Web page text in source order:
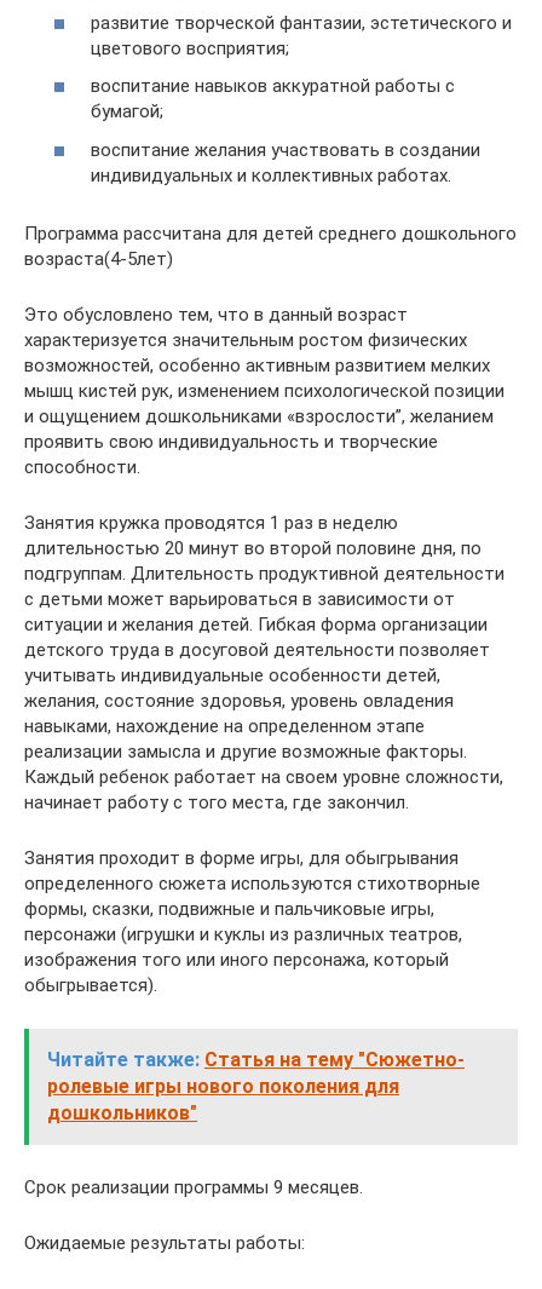
развитие творческой фантазии, эстетического и
цветового восприятия;
воспитание навыков аккуратной работы с
бумагой;
воспитание желания участвовать в создании
индивидуальных и коллективных работах.
Программа рассчитана для детей среднего дошкольного
возраста(4-5лет)
Это обусловлено тем, что в данный возраст
характеризуется значительным ростом физических
возможностей, особенно активным развитием мелких
мышц кистей рук, изменением психологической позиции
и ощущением дошкольниками «взрослости”, желанием
проявить свою индивидуальность и творческие
способности.
Занятия кружка проводятся 1 раз в неделю
длительностью 20 минут во второй половине дня, по
подгруппам. Длительность продуктивной деятельности
с детьми может варьироваться в зависимости от
ситуации и желания детей. Гибкая форма организации
детского труда в досуговой деятельности позволяет
учитывать индивидуальные особенности детей,
желания, состояние здоровья, уровень овладения
навыками, нахождение на определенном этапе
реализации замысла и другие возможные факторы.
Каждый ребенок работает на своем уровне сложности,
начинает работу с того места, где закончил.
Занятия проходит в форме игры, для обыгрывания
определенного сюжета используются стихотворные
формы, сказки, подвижные и пальчиковые игры,
персонажи (игрушки и куклы из различных театров,
изображения того или иного персонажа, который
обыгрывается).
Читайте также: Статья на тему "Сюжетно-
ролевые игры нового поколения для
дошкольников"
Срок реализации программы 9 месяцев.
Ожидаемые результаты работы: